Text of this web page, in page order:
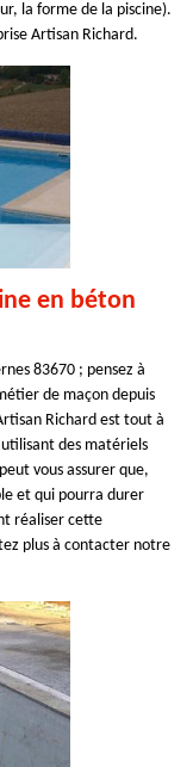
la forme de la piscine).
Artisan Richard.
en béton
83670 ; pensez à
de maçon depuis
Richard est tout à
des matériels
vous assurer que,
et qui pourra durer
réaliser cette
plus à contacter notre